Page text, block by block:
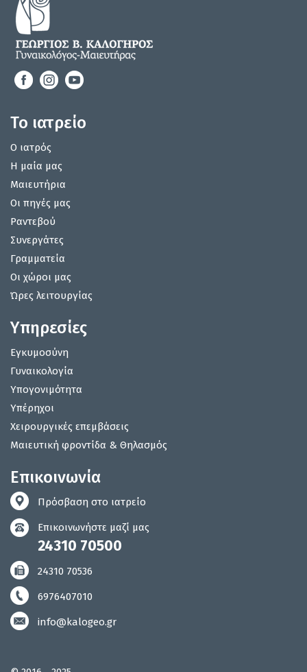
Το ιατρείο
Ο ιατρός
Η μαία μας
Μαιευτήρια
Οι πηγές μας
Ραντεβού
Συνεργάτες
Γραμματεία
Οι χώροι μας
Ώρες λειτουργίας
Υπηρεσίες
Εγκυμοσύνη
Γυναικολογία
Υπογονιμότητα
Υπέρηχοι
Χειρουργικές επεμβάσεις
Μαιευτική φροντίδα & Θηλασμός
Επικοινωνία
Πρόσβαση στο ιατρείο
Επικοινωνήστε μαζί μας
24310 70500
24310 70536
6976407010
info@kalogeo.gr